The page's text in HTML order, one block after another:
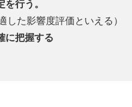
行う。
た影響度評価といえる）
に把握する